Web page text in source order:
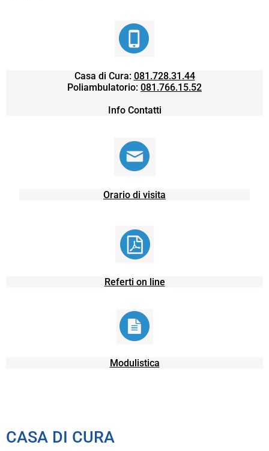
Casa di Cura: 081.728.31.44
Poliambulatorio: 081.766.15.52
Info Contatti
Orario di visita
Referti on line
Modulistica
CASA DI CURA